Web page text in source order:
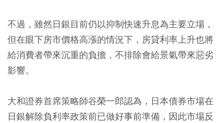
不過，雖然日銀目前仍以抑制快速升息為主要立場，
但在眼下房市價格高漲的情況下，房貸利率上升也將
給消費者帶來沉重的負擔，不排除會給景氣帶來惡劣
影響。
大和證券首席策略師谷榮一郎認為，日本債券市場在
日銀解除負利率政策前已做好事前準備，因此市場反